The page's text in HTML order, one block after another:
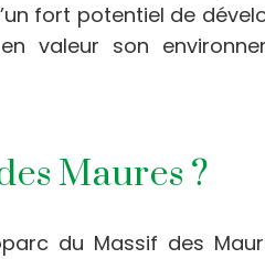
fort potentiel de
valeur son
Maures ?
du Massif des